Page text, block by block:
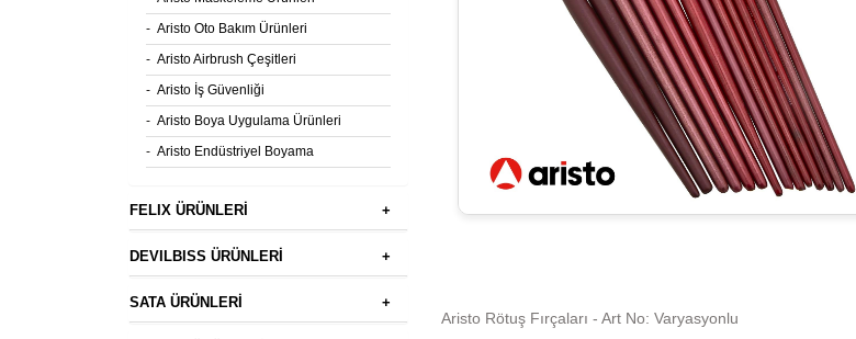
- Aristo Oto Bakım Ürünleri
- Aristo Airbrush Çeşitleri
- Aristo İş Güvenliği
- Aristo Boya Uygulama Ürünleri
- Aristo Endüstriyel Boyama
+
FELIX ÜRÜNLERİ
+
DEVILBISS ÜRÜNLERİ
+
SATA ÜRÜNLERİ
Aristo Rötuş Fırçaları - Art No: Varyasyonlu